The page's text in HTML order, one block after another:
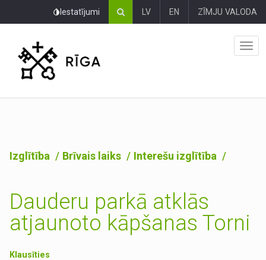
Iestatījumi LV EN ZĪMJU VALODA
Izglītība Brīvais laiks Interešu izglītība
Dauderu parkā atklās
atjaunoto kāpšanas Torni
Klausīties